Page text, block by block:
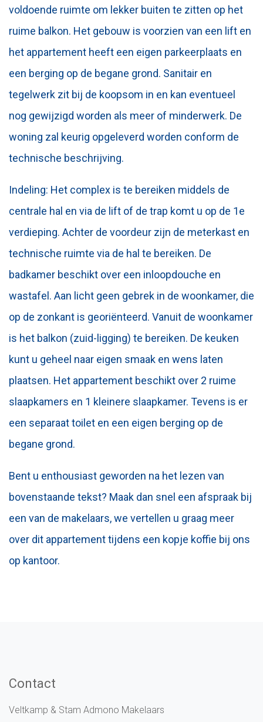
voldoende ruimte om lekker buiten te zitten op het
ruime balkon. Het gebouw is voorzien van een lift en
het appartement heeft een eigen parkeerplaats en
een berging op de begane grond. Sanitair en
tegelwerk zit bij de koopsom in en kan eventueel
nog gewijzigd worden als meer of minderwerk. De
woning zal keurig opgeleverd worden conform de
technische beschrijving.
Indeling: Het complex is te bereiken middels de
centrale hal en via de lift of de trap komt u op de 1e
verdieping. Achter de voordeur zijn de meterkast en
technische ruimte via de hal te bereiken. De
badkamer beschikt over een inloopdouche en
wastafel. Aan licht geen gebrek in de woonkamer, die
op de zonkant is georiënteerd. Vanuit de woonkamer
is het balkon (zuid-ligging) te bereiken. De keuken
kunt u geheel naar eigen smaak en wens laten
plaatsen. Het appartement beschikt over 2 ruime
slaapkamers en 1 kleinere slaapkamer. Tevens is er
een separaat toilet en een eigen berging op de
begane grond.
Bent u enthousiast geworden na het lezen van
bovenstaande tekst? Maak dan snel een afspraak bij
een van de makelaars, we vertellen u graag meer
over dit appartement tijdens een kopje koffie bij ons
op kantoor.
Contact
Veltkamp & Stam Admono Makelaars